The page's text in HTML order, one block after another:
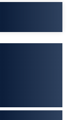
/ HDD rig
výber
🇪🇺 EU